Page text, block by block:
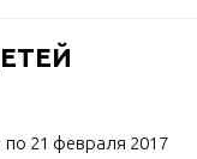
по 21 февраля 2017